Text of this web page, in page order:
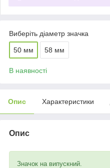
Виберіть діаметр значка
50 мм 58 мм
В наявності
Опис Характеристики
Опис
Значок на випускний.